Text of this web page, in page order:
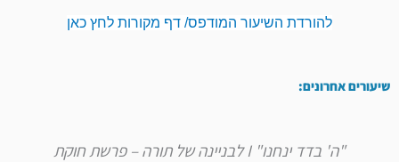
להורדת השיעור המודפס/ דף מקורות לחץ כאן
שיעורים אחרונים:
"ה' בדד ינחנו" I לבניינה של תורה – פרשת חוקת